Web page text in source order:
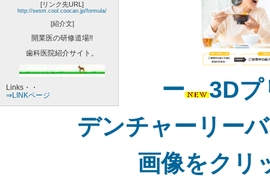
[リンク先URL]
http://sesm.cool.coocan.jp/formula/
[紹介文]
開業医の研修道場!!
歯科医院紹介サイト。
Links・・
⇒LINKページ
ー
3Dプ
デンチャーリー
画像をクリ